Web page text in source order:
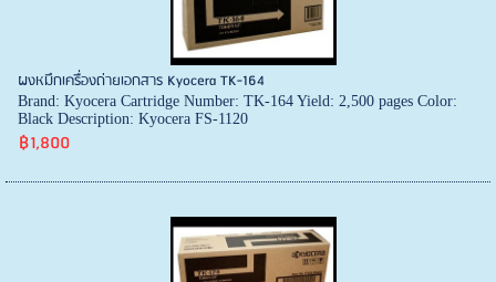
ผงหมึกเครื่องถ่ายเอกสาร Kyocera TK-164
Brand: Kyocera Cartridge Number: TK-164 Yield: 2,500 pages Color:
Black Description: Kyocera FS-1120
฿1,800